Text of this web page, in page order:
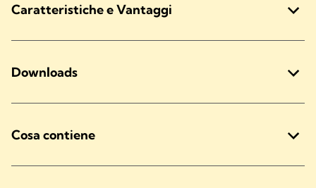
Caratteristiche e Vantaggi
Downloads
Cosa contiene